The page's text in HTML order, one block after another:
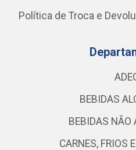
Política de Troca e
BEBIDAS
BEBIDAS NÃO
CARNES, FRIOS